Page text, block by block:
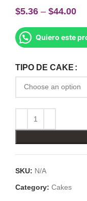
$5.36 – $44.00
Quiero este
TIPO DE CAKE
SKU: N/A
Category: Cakes